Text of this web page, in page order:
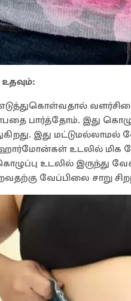
பார்த்தோம். இது
இது
ஹார்மோன்கள் உடலில் மிக
உடலில் இருந்து
வேப்பிலை சாறு